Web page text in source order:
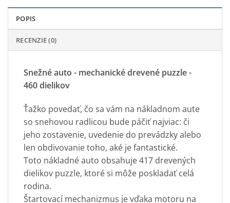
POPIS
RECENZIE (0)
Snežné auto - mechanické drevené puzzle -
460 dielikov
Ťažko povedať, čo sa vám na nákladnom aute
so snehovou radlicou bude páčiť najviac: či
jeho zostavenie, uvedenie do prevádzky alebo
len obdivovanie toho, aké je fantastické.
Toto nákladné auto obsahuje 417 drevených
dielikov puzzle, ktoré si môže poskladať celá
rodina.
Štartovací mechanizmus je vďaka motoru na